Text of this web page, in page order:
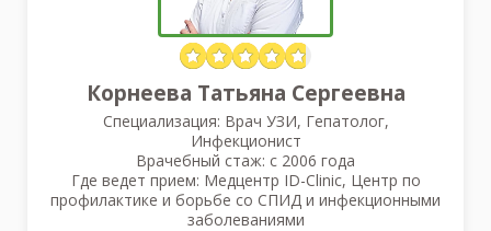
Корнеева Татьяна Сергеевна
Специализация: Врач УЗИ, Гепатолог,
Инфекционист
Врачебный стаж: с 2006 года
Где ведет прием: Медцентр ID-Clinic, Центр по
профилактике и борьбе со СПИД и инфекционными
заболеваниями